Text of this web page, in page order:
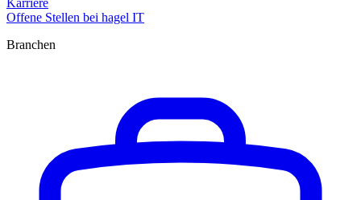
Offene Stellen bei hagel IT
Branchen